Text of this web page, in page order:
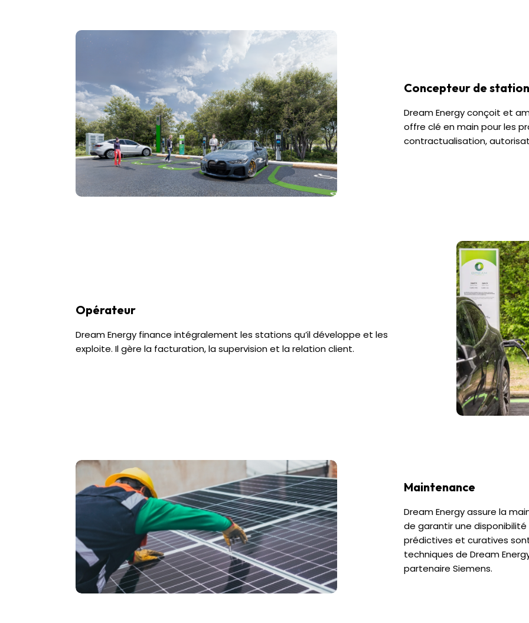
Concepteur de station
Dream Energy conçoit et
offre clé en main pour les
contractualisation,
Opérateur
Dream Energy finance intégralement les stations qu’il développe et les
exploite. Il gère la facturation, la supervision et la relation client.
Maintenance
Dream Energy assure la
de garantir une
prédictives et curatives
techniques de Dream
partenaire Siemens.